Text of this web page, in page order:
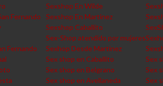
Sexshop En Wilde
Fernando
Sexshop En Martinez
Sexshop Caballito
Sex-Shop atendido por mujeres
Fernando
Sexhop Desde Martinez
Sex shop en Caballito Sex
Sex shop en Belgrano Sex
Sex shop en Avellaneda Sex